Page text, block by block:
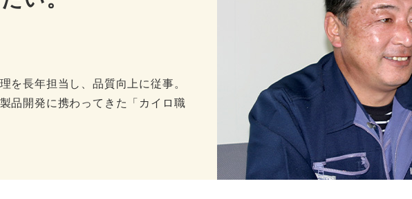
を長年担当し、品質向上に従事。
品開発に携わってきた「カイロ職